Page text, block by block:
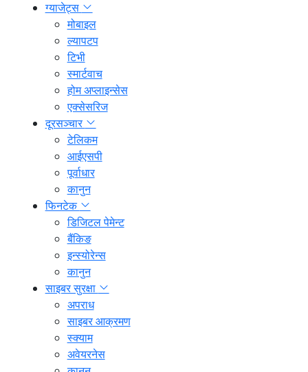
ग्याजेट्स
मोबाइल
ल्यापटप
टिभी
स्मार्टवाच
होम अप्लाइन्सेस
एक्सेसरिज
दूरसञ्चार
टेलिकम
आईएसपी
पूर्वाधार
कानुन
फिनटेक
डिजिटल पेमेन्ट
बैंकिङ
इन्स्योरेन्स
कानुन
साइबर सुरक्षा
अपराध
साइबर आक्रमण
स्क्याम
अवेयरनेस